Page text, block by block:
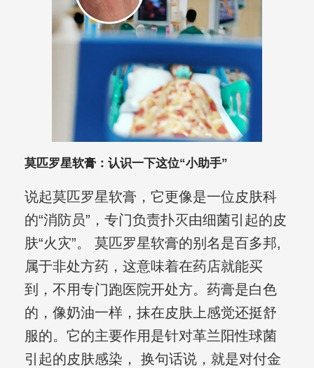
莫匹罗星软膏：认识一下这位“小助手”
说起莫匹罗星软膏，它更像是一位皮肤科
的“消防员”，专门负责扑灭由细菌引起的皮
肤“火灾”。 莫匹罗星软膏的别名是百多邦,
属于非处方药，这意味着在药店就能买
到，不用专门跑医院开处方。药膏是白色
的，像奶油一样，抹在皮肤上感觉还挺舒
服的。它的主要作用是针对革兰阳性球菌
引起的皮肤感染， 换句话说，就是对付金